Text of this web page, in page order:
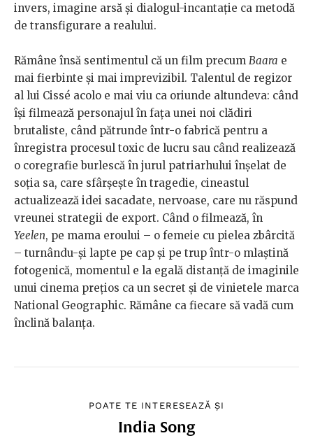
invers, imagine arsă și dialogul-incantație ca metodă
de transfigurare a realului.
Rămâne însă sentimentul că un film precum Baara e
mai fierbinte și mai imprevizibil. Talentul de regizor
al lui Cissé acolo e mai viu ca oriunde altundeva: când
își filmează personajul în fața unei noi clădiri
brutaliste, când pătrunde într-o fabrică pentru a
înregistra procesul toxic de lucru sau când realizează
o coregrafie burlescă în jurul patriarhului înșelat de
soția sa, care sfârșește în tragedie, cineastul
actualizează idei sacadate, nervoase, care nu răspund
vreunei strategii de export. Când o filmează, în
Yeelen, pe mama eroului – o femeie cu pielea zbârcită
– turnându-și lapte pe cap și pe trup într-o mlaștină
fotogenică, momentul e la egală distanță de imaginile
unui cinema prețios ca un secret și de vinietele marca
National Geographic. Rămâne ca fiecare să vadă cum
înclină balanța.
POATE TE INTERESEAZĂ ȘI
India Song